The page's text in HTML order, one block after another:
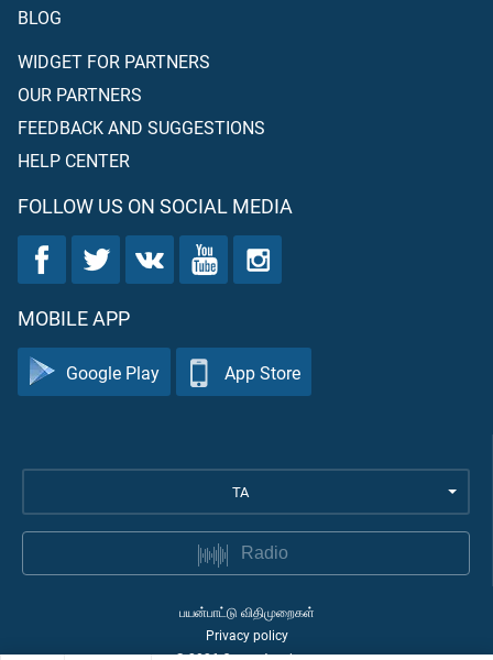
BLOG
WIDGET FOR PARTNERS
OUR PARTNERS
FEEDBACK AND SUGGESTIONS
HELP CENTER
FOLLOW US ON SOCIAL MEDIA
MOBILE APP
Google Play App Store
TA
Radio
பயன்பாட்டு விதிமுறைகள்
Privacy policy